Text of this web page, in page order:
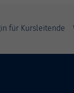
für Kursleitende